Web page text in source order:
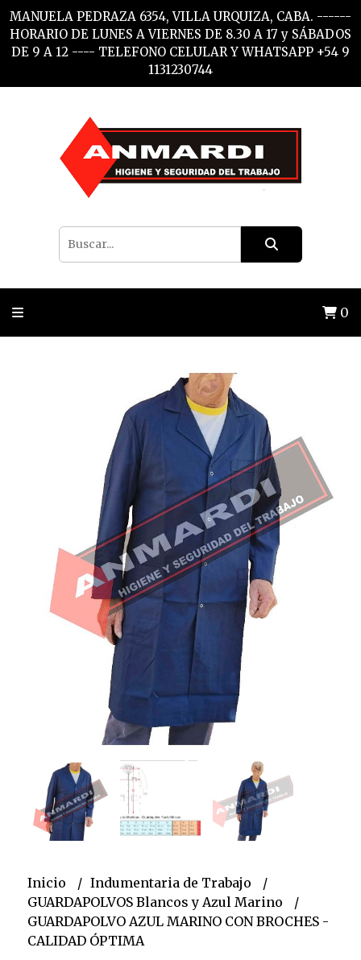
MANUELA PEDRAZA 6354, VILLA URQUIZA, CABA. ------
HORARIO DE LUNES A VIERNES DE 8.30 A 17 y SÁBADOS
DE 9 A 12 ---- TELEFONO CELULAR Y WHATSAPP +54 9
1131230744
0
Inicio
Indumentaria de Trabajo
GUARDAPOLVOS Blancos y Azul Marino
GUARDAPOLVO AZUL MARINO CON BROCHES -
CALIDAD ÓPTIMA